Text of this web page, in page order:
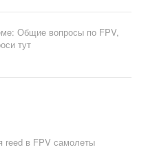
Общие вопросы по FPV,
тут
reed в FPV самолеты